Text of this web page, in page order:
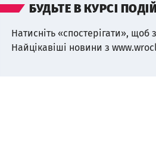
БУДЬТЕ В КУРСІ
Натисніть «спостерігати», щоб
Найцікавіші новини з